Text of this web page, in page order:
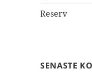
Reserv
SENASTE